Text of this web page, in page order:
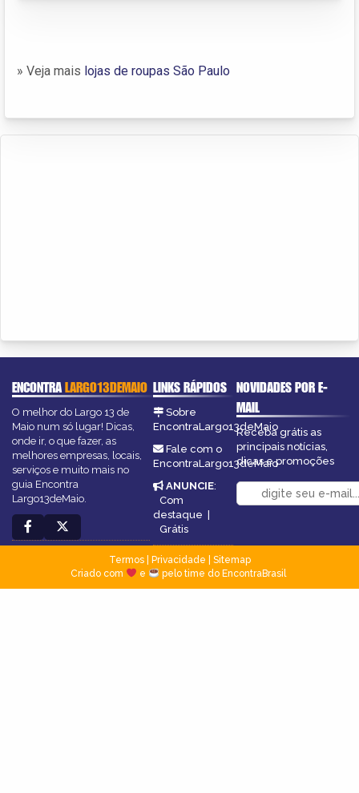
» Veja mais lojas de roupas São Paulo
ENCONTRALARGO13DEMAIO
O melhor do Largo 13 de
Maio num só lugar! Dicas,
onde ir, o que fazer, as
melhores empresas, locais,
serviços e muito mais no
guia Encontra
Largo13deMaio.
LINKS RÁPIDOS
Sobre
EncontraLargo13deMaio
Fale com o
EncontraLargo13deMaio
ANUNCIE:
Com
destaque |
Grátis
NOVIDADES POR E-
MAIL
Receba grátis as
principais notícias,
dicas e promoções
Termos| Privacidade
Sitemap
Criado com
e pelo time do EncontraBrasil